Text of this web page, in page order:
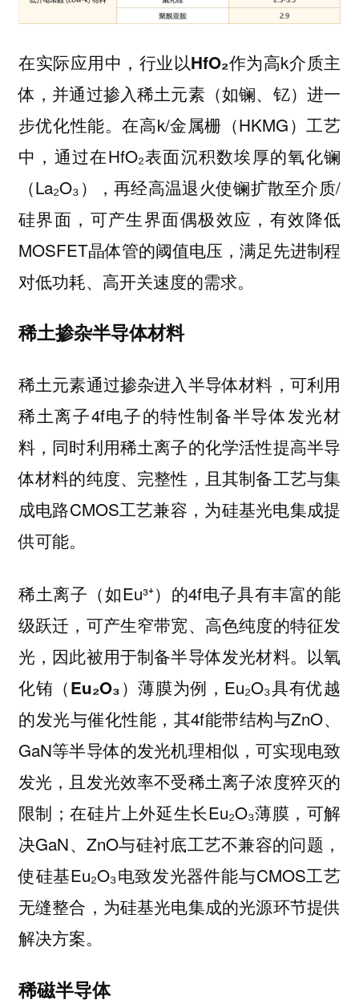
在实际应用中，行业以HfO₂作为高k介质主
体，并通过掺入稀土元素 （如镧、钇） 进一
步优化性能。在高k/金属栅（HKMG）工艺
中，通过在HfO₂表面沉积数埃厚的氧化镧
（La₂O₃），再经高温退火使镧扩散至介质/
硅界面，可产生界面偶极效应，有效降低
MOSFET晶体管的阈值电压，满足先进制程
对低功耗、高开关速度的需求。
稀土掺杂半导体材料
稀土元素通过掺杂进入半导体材料，可利用
稀土离子4f电子的特性制备半导体发光材
料，同时利用稀土离子的化学活性提高半导
体材料的纯度、完整性，且其制备工艺与集
成电路CMOS工艺兼容，为硅基光电集成提
供可能。
稀土离子（如Eu³⁺）的4f电子具有丰富的能
级跃迁，可产生窄带宽、高色纯度的特征发
光，因此被用于制备半导体发光材料。以氧
化铕（Eu₂O₃）薄膜为例，Eu₂O₃具有优越
的发光与催化性能，其4f能带结构与ZnO、
GaN等半导体的发光机理相似，可实现电致
发光，且发光效率不受稀土离子浓度猝灭的
限制；在硅片上外延生长Eu₂O₃薄膜，可解
决GaN、ZnO与硅衬底工艺不兼容的问题，
使硅基Eu₂O₃电致发光器件能与CMOS工艺
无缝整合，为硅基光电集成的光源环节提供
解决方案。
稀磁半导体